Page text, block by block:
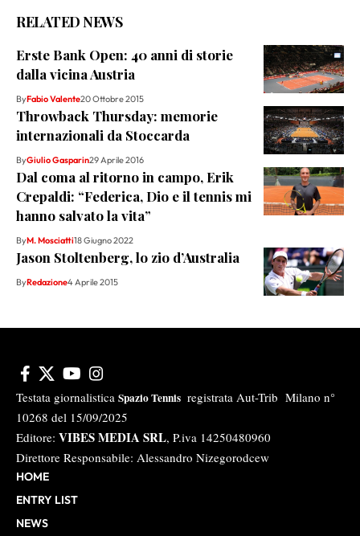
RELATED NEWS
Erste Bank Open: 40 anni di storie
dalla vicina Austria
ByFabio Valente20 Ottobre 2015
Throwback Thursday: memorie
internazionali da Stoccarda
ByGiulio Gasparin29 Aprile 2016
Dal coma al ritorno in campo, Erik
Crepaldi: “Federica, Dio e il tennis mi
hanno salvato la vita”
ByM. Mosciatti18 Giugno 2022
Jason Stoltenberg, lo zio d’Australia
ByRedazione4 Aprile 2015
Testata giornalistica Spazio Tennis registrata Aut-Trib Milano n°
10268 del 15/09/2025
Editore: VIBES MEDIA SRL, P.iva 14250480960
Direttore Responsabile: Alessandro Nizegorodcew
HOME
ENTRY LIST
NEWS